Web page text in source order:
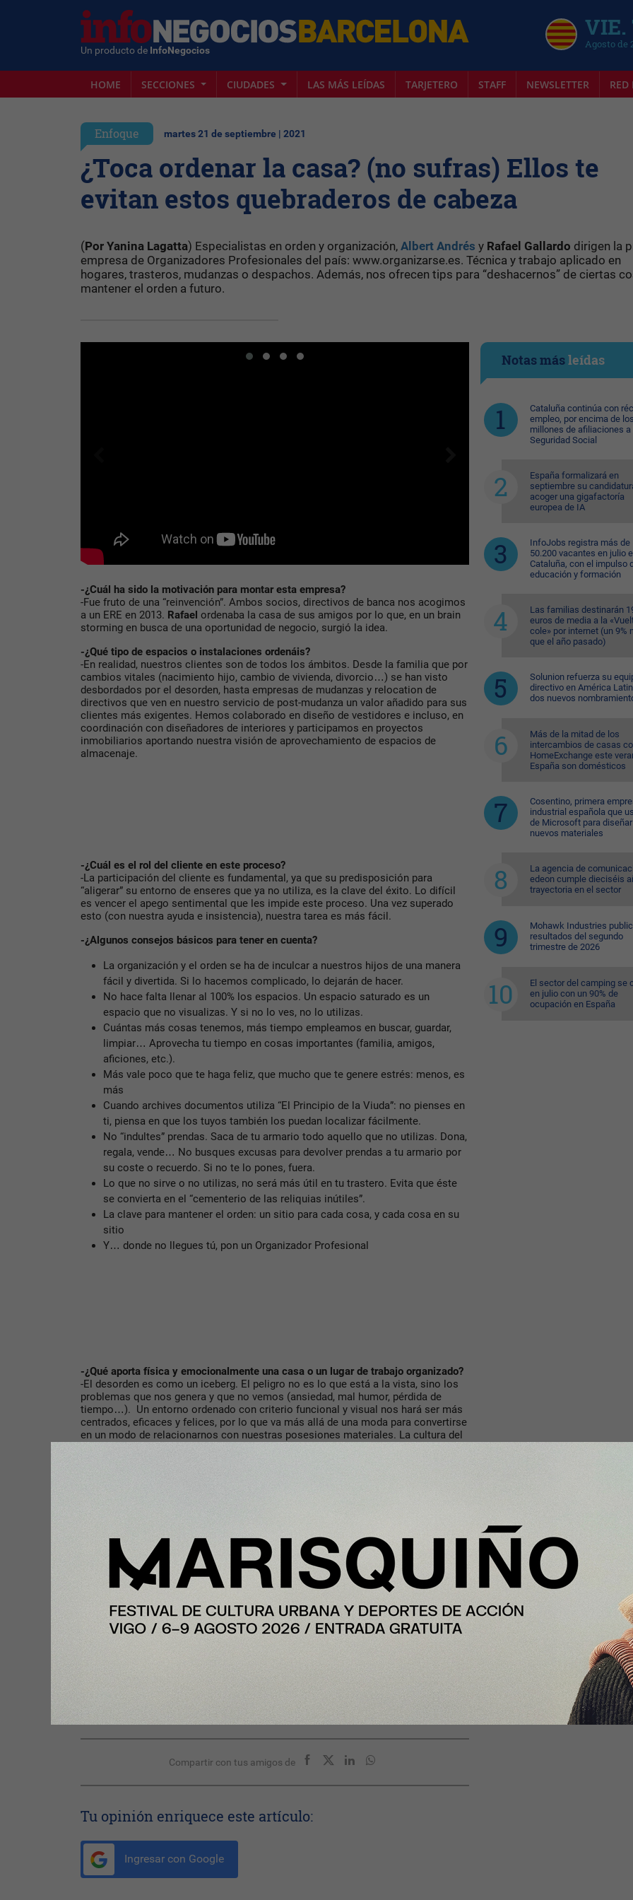
Un producto de InfoNegocios
VIE.
Agosto de
HOME SECCIONES CIUDADES LAS MÁS LEÍDAS TARJETERO STAFF NEWSLETTER RED
Enfoque martes 21 de septiembre | 2021
¿Toca ordenar la casa? (no sufras) Ellos te
evitan estos quebraderos de cabeza
(Por Yanina Lagatta) Especialistas en orden y organización, Albert Andrés y Rafael Gallardo dirigen la
empresa de Organizadores Profesionales del país: www.organizarse.es. Técnica y trabajo aplicado en
hogares, trasteros, mudanzas o despachos. Además, nos ofrecen tips para “deshacernos” de ciertas
mantener el orden a futuro.
-¿Cuál ha sido la motivación para montar esta empresa?
-Fue fruto de una “reinvención”. Ambos socios, directivos de banca nos acogimos
a un ERE en 2013. Rafael ordenaba la casa de sus amigos por lo que, en un brain
storming en busca de una oportunidad de negocio, surgió la idea.
-¿Qué tipo de espacios o instalaciones ordenáis?
-En realidad, nuestros clientes son de todos los ámbitos. Desde la familia que por
cambios vitales (nacimiento hijo, cambio de vivienda, divorcio…) se han visto
desbordados por el desorden, hasta empresas de mudanzas y relocation de
directivos que ven en nuestro servicio de post-mudanza un valor añadido para sus
clientes más exigentes. Hemos colaborado en diseño de vestidores e incluso, en
coordinación con diseñadores de interiores y participamos en proyectos
inmobiliarios aportando nuestra visión de aprovechamiento de espacios de
almacenaje.
-¿Cuál es el rol del cliente en este proceso?
-La participación del cliente es fundamental, ya que su predisposición para
“aligerar” su entorno de enseres que ya no utiliza, es la clave del éxito. Lo difícil
es vencer el apego sentimental que les impide este proceso. Una vez superado
esto (con nuestra ayuda e insistencia), nuestra tarea es más fácil.
-¿Algunos consejos básicos para tener en cuenta?
La organización y el orden se ha de inculcar a nuestros hijos de una manera
fácil y divertida. Si lo hacemos complicado, lo dejarán de hacer.
No hace falta llenar al 100% los espacios. Un espacio saturado es un
espacio que no visualizas. Y si no lo ves, no lo utilizas.
Cuántas más cosas tenemos, más tiempo empleamos en buscar, guardar,
limpiar… Aprovecha tu tiempo en cosas importantes (familia, amigos,
aficiones, etc.).
Más vale poco que te haga feliz, que mucho que te genere estrés: menos, es
más
Cuando archives documentos utiliza “El Principio de la Viuda”: no pienses en
ti, piensa en que los tuyos también los puedan localizar fácilmente.
No “indultes” prendas. Saca de tu armario todo aquello que no utilizas. Dona,
regala, vende… No busques excusas para devolver prendas a tu armario por
su coste o recuerdo. Si no te lo pones, fuera.
Lo que no sirve o no utilizas, no será más útil en tu trastero. Evita que éste
se convierta en el “cementerio de las reliquias inútiles”.
La clave para mantener el orden: un sitio para cada cosa, y cada cosa en su
sitio
Y… donde no llegues tú, pon un Organizador Profesional
-¿Qué aporta física y emocionalmente una casa o un lugar de trabajo organizado?
-El desorden es como un iceberg. El peligro no es lo que está a la vista, sino los
problemas que nos genera y que no vemos (ansiedad, mal humor, pérdida de
tiempo…). Un entorno ordenado con criterio funcional y visual nos hará ser más
centrados, eficaces y felices, por lo que va más allá de una moda para convertirse
en un modo de relacionarnos con nuestras posesiones materiales. La cultura del
-Nosotros preferimos trabajar con presupuesto cerrado, previa visita para valorar
el trabajo a realizar. De esta forma, evitamos el estrés que trabajar por horas
puede generar tanto al cliente como a nosotros. Las tarifas suelen rondar desde
los € 300 a los € 2.100 en función de días y personal necesario para acabar el
trabajo en el menor tiempo posible.
Compartir con tus amigos de
Tu opinión enriquece este artículo:
Ingresar con Google
Notas másleídas
Cataluña continúa con
empleo, por encima de
millones de afiliaciones a
Seguridad Social
España formalizará en
septiembre su
acoger una gigafactoría
europea de IA
InfoJobs registra más de
50.200 vacantes en julio
Cataluña, con el impulso
educación y formación
Las familias destinarán
euros de media a la
cole» por internet (un 9%
que el año pasado)
Solunion refuerza su
directivo en América
dos nuevos
Más de la mitad de los
intercambios de casas
HomeExchange este
España son domésticos
Cosentino, primera
industrial española que
de Microsoft para diseñar
nuevos materiales
La agencia de
edeon cumple dieciséis
trayectoria en el sector
Mohawk Industries
resultados del segundo
trimestre de 2026
El sector del camping se
en julio con un 90% de
ocupación en España